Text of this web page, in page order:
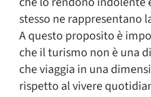
stesso ne rappresentano
A questo proposito è
che il turismo non è una
che viaggia in una
rispetto al vivere